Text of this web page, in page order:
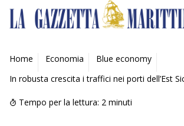
AMBIENTE
MOBILITÀ
INDUSTRIA
Home Economia
Blue economy
In robusta crescita i traffici nei porti dell’Est
Tempo per la lettura: 2 minuti